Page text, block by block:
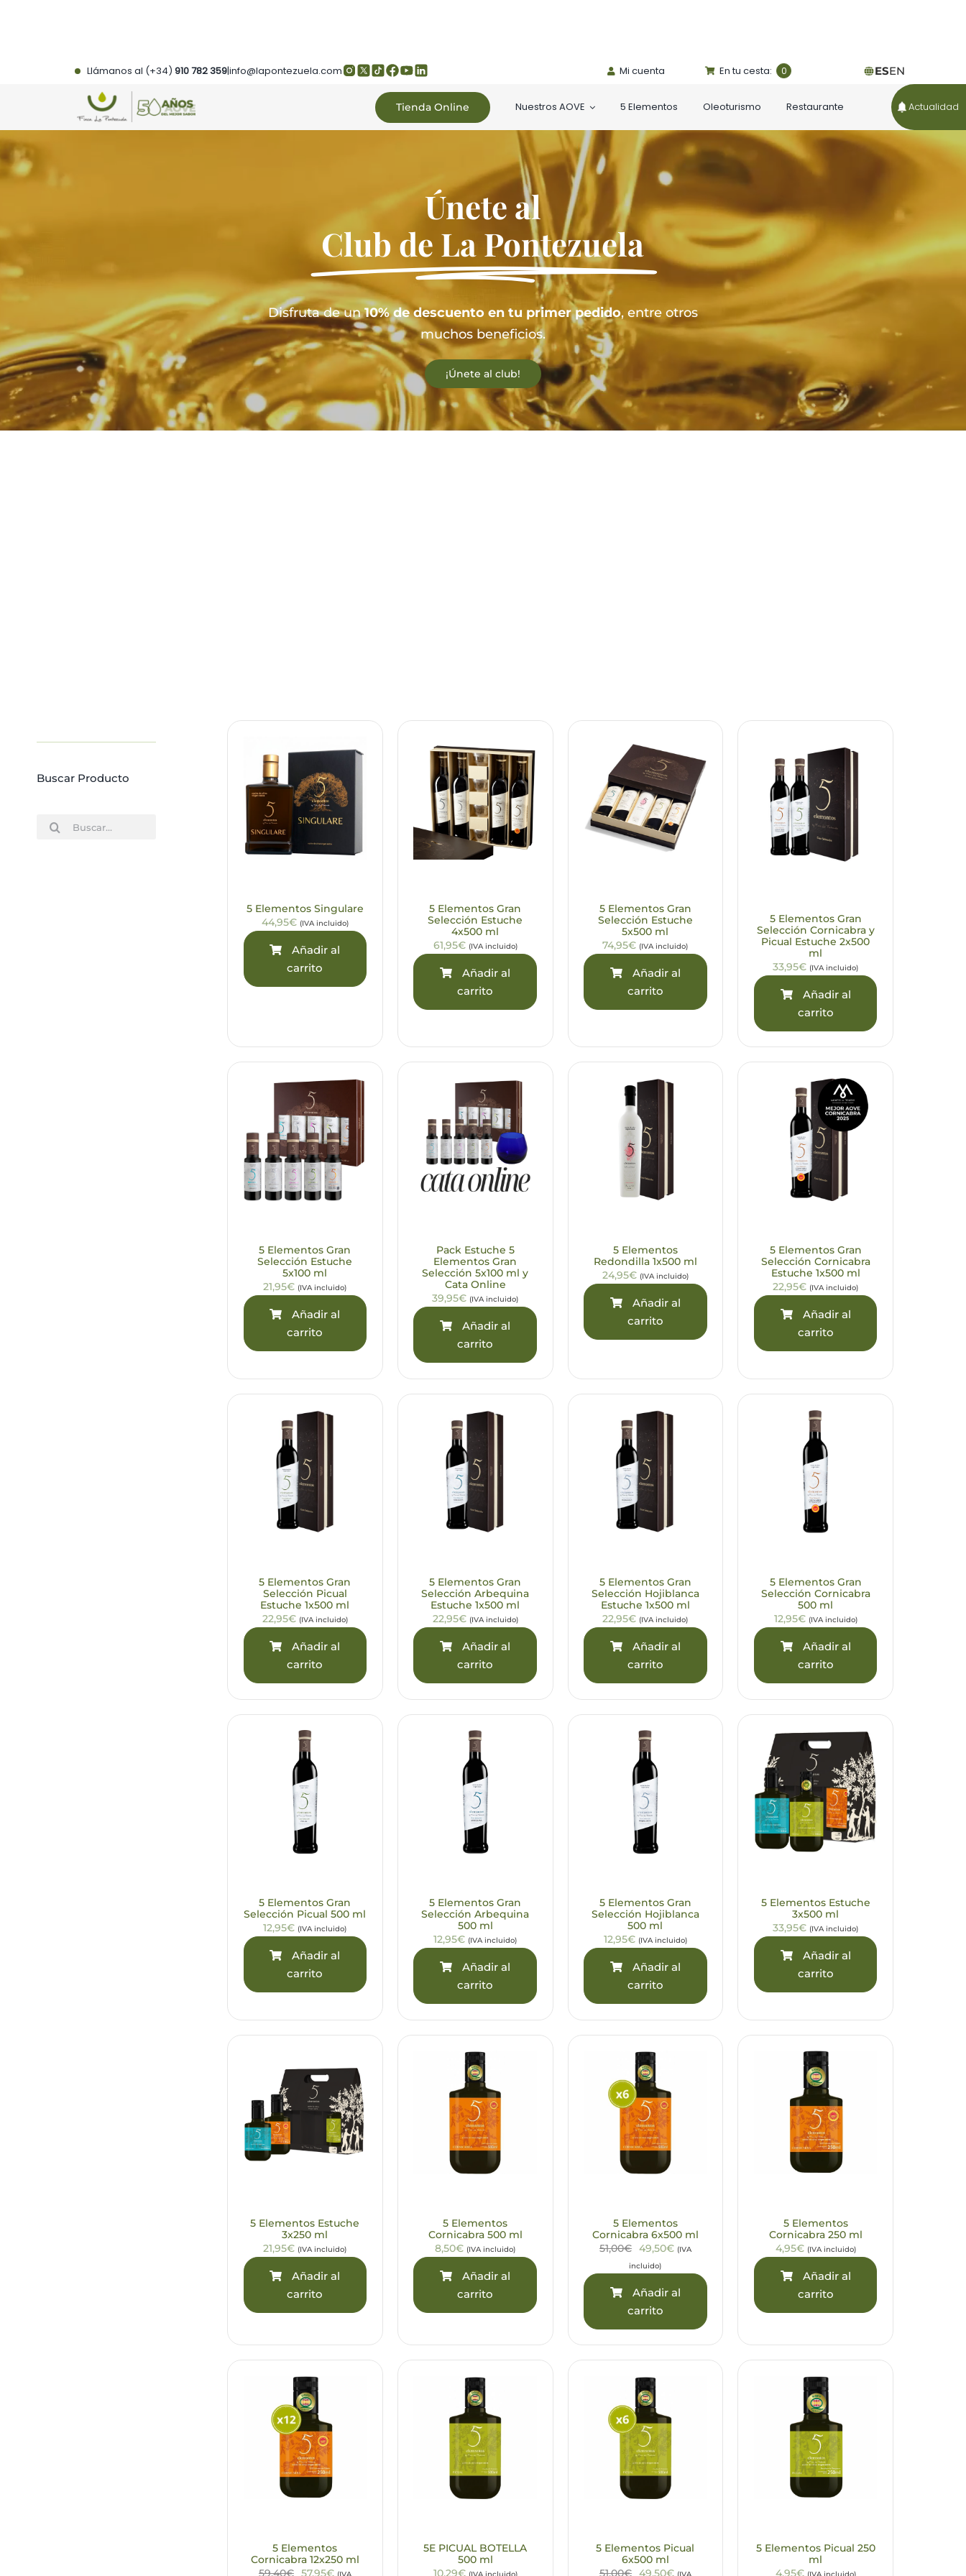
Llámanos al (+34) 910 782 359|info@lapontezuela.com Mi cuenta En tu cesta: 0 ESEN
Tienda Online Nuestros AOVE 5 Elementos Oleoturismo Restaurante Actualidad
Únete al
Club de La Pontezuela
Disfruta de un10% de descuento en tu primer pedido, entre otros
muchos beneficios.
¡Únete al club!
Buscar Producto
Buscar:
5 Elementos Singulare
44,95€ (IVA incluido)
Añadir al
carrito
5 Elementos Gran
Selección Estuche
4x500 ml
61,95€ (IVA incluido)
Añadir al
carrito
5 Elementos Gran
Selección Estuche
5x500 ml
74,95€ (IVA incluido)
Añadir al
carrito
5 Elementos Gran
Selección Cornicabra y
Picual Estuche 2x500
ml
33,95€ (IVA incluido)
Añadir al
carrito
5 Elementos Gran
Selección Estuche
5x100 ml
21,95€ (IVA incluido)
Añadir al
carrito
Pack Estuche 5
Elementos Gran
Selección 5x100 ml y
Cata Online
39,95€ (IVA incluido)
Añadir al
carrito
5 Elementos
Redondilla 1x500 ml
24,95€ (IVA incluido)
Añadir al
carrito
5 Elementos Gran
Selección Cornicabra
Estuche 1x500 ml
22,95€ (IVA incluido)
Añadir al
carrito
5 Elementos Gran
Selección Picual
Estuche 1x500 ml
22,95€ (IVA incluido)
Añadir al
carrito
5 Elementos Gran
Selección Arbequina
Estuche 1x500 ml
22,95€ (IVA incluido)
Añadir al
carrito
5 Elementos Gran
Selección Hojiblanca
Estuche 1x500 ml
22,95€ (IVA incluido)
Añadir al
carrito
5 Elementos Gran
Selección Cornicabra
500 ml
12,95€ (IVA incluido)
Añadir al
carrito
5 Elementos Gran
Selección Picual 500 ml
12,95€ (IVA incluido)
Añadir al
carrito
5 Elementos Gran
Selección Arbequina
500 ml
12,95€ (IVA incluido)
Añadir al
carrito
5 Elementos Gran
Selección Hojiblanca
500 ml
12,95€ (IVA incluido)
Añadir al
carrito
5 Elementos Estuche
3x500 ml
33,95€ (IVA incluido)
Añadir al
carrito
5 Elementos Estuche
3x250 ml
21,95€ (IVA incluido)
Añadir al
carrito
5 Elementos
Cornicabra 500 ml
8,50€ (IVA incluido)
Añadir al
carrito
5 Elementos
Cornicabra 6x500 ml
51,00€ 49,50€ (IVA
incluido)
Añadir al
carrito
5 Elementos
Cornicabra 250 ml
4,95€ (IVA incluido)
Añadir al
carrito
5 Elementos
Cornicabra 12x250 ml
5E PICUAL BOTELLA
500 ml
5 Elementos Picual
6x500 ml
5 Elementos Picual 250
ml